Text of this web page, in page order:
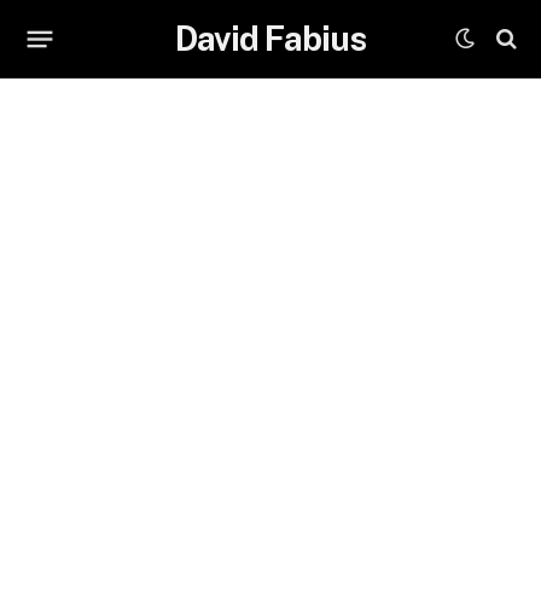
David Fabius